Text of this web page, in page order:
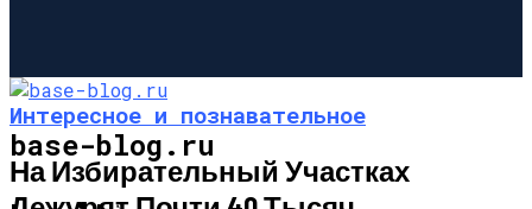
base-blog.ru
ЭКОНОМИКА И ПОЛИТИКА
Интересное и познавательное
На Избирательный Участках